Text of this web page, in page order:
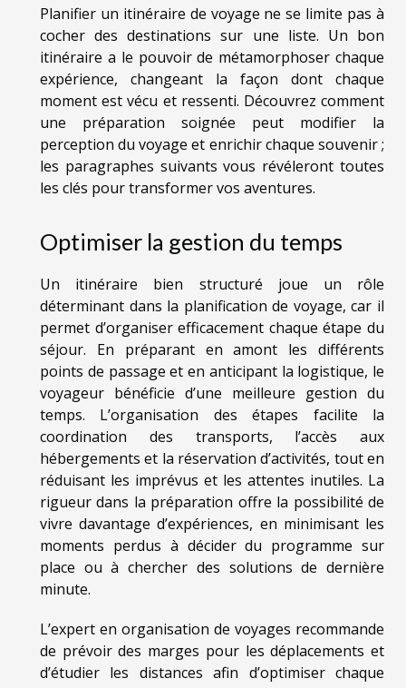
Planifier un itinéraire de voyage ne se limite pas à
cocher des destinations sur une liste. Un bon
itinéraire a le pouvoir de métamorphoser chaque
expérience, changeant la façon dont chaque
moment est vécu et ressenti. Découvrez comment
une préparation soignée peut modifier la
perception du voyage et enrichir chaque souvenir ;
les paragraphes suivants vous révéleront toutes
les clés pour transformer vos aventures.
Optimiser la gestion du temps
Un itinéraire bien structuré joue un rôle
déterminant dans la planification de voyage, car il
permet d’organiser efficacement chaque étape du
séjour. En préparant en amont les différents
points de passage et en anticipant la logistique, le
voyageur bénéficie d’une meilleure gestion du
temps. L’organisation des étapes facilite la
coordination des transports, l’accès aux
hébergements et la réservation d’activités, tout en
réduisant les imprévus et les attentes inutiles. La
rigueur dans la préparation offre la possibilité de
vivre davantage d’expériences, en minimisant les
moments perdus à décider du programme sur
place ou à chercher des solutions de dernière
minute.
L’expert en organisation de voyages recommande
de prévoir des marges pour les déplacements et
d’étudier les distances afin d’optimiser chaque